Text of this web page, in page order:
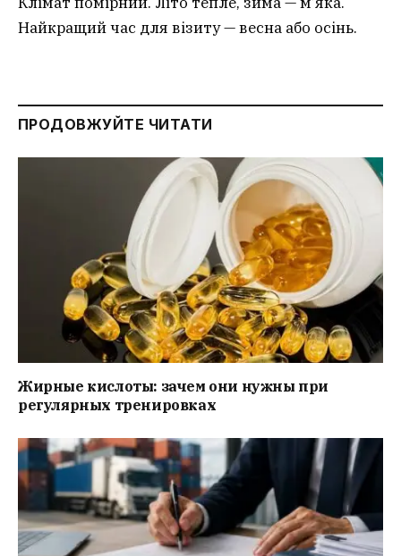
Найкращий час для візиту — весна або осінь.
ПРОДОВЖУЙТЕ ЧИТАТИ
Жирные кислоты: зачем они нужны при
регулярных тренировках